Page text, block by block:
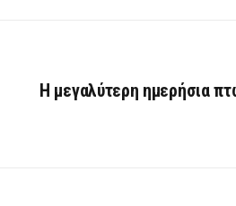
Η μεγαλύτερη ημερήσια